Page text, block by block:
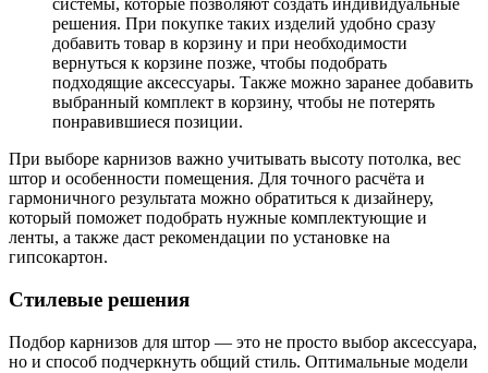
системы, которые позволяют создать индивидуальные
решения. При покупке таких изделий удобно сразу
добавить товар в корзину и при необходимости
вернуться к корзине позже, чтобы подобрать
подходящие аксессуары. Также можно заранее добавить
выбранный комплект в корзину, чтобы не потерять
понравившиеся позиции.
При выборе карнизов важно учитывать высоту потолка, вес
штор и особенности помещения. Для точного расчёта и
гармоничного результата можно обратиться к дизайнеру,
который поможет подобрать нужные комплектующие и
ленты, а также даст рекомендации по установке на
гипсокартон.
Стилевые решения
Подбор карнизов для штор — это не просто выбор аксессуара,
но и способ подчеркнуть общий стиль. Оптимальные модели